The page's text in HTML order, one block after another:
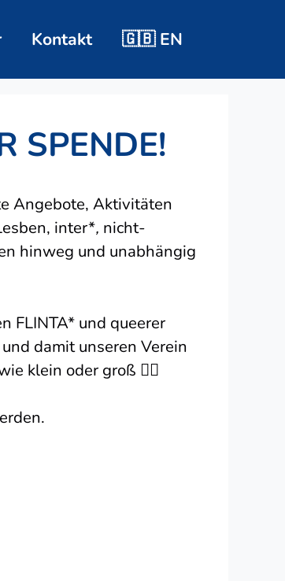
Kontakt 🇬🇧 EN
SPENDE!
Angebote, Aktivitäten
inter*, nicht-
hinweg und unabhängig
FLINTA* und queerer
damit unseren Verein
klein oder groß 🏳️‍🌈